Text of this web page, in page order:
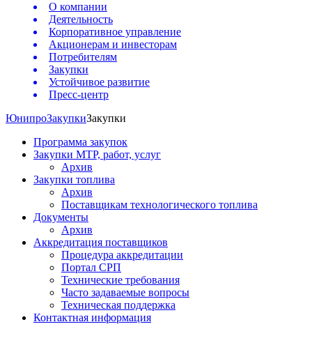
О компании
Деятельность
Корпоративное управление
Акционерам и инвесторам
Потребителям
Закупки
Устойчивое развитие
Пресс-центр
ЮнипроЗакупкиЗакупки
Программа закупок
Закупки МТР, работ, услуг
Архив
Закупки топлива
Архив
Поставщикам технологического топлива
Документы
Архив
Аккредитация поставщиков
Процедура аккредитации
Портал СРП
Технические требования
Часто задаваемые вопросы
Техническая поддержка
Контактная информация